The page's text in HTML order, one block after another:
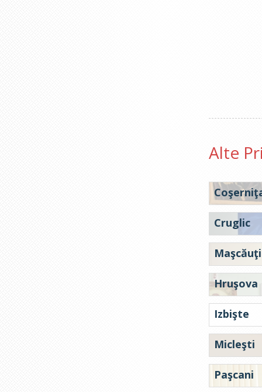
Alte
Cruglic
Maşcăuţi
Hruşova
Izbişte
Micleşti
Paşcani